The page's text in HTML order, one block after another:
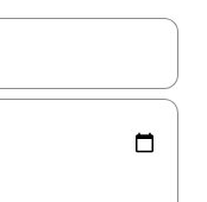
ಬಾಣದ ಕೀಲಿಗಳೊಂದಿಗೆ